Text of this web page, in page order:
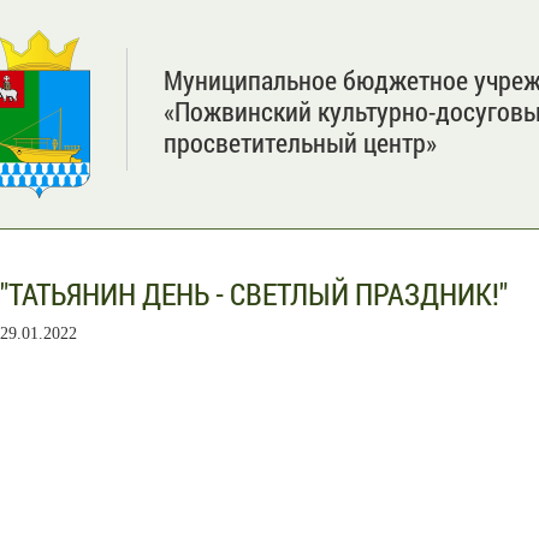
Муниципальное бюджетное
«Пожвинский культурно-
просветительный центр»
"ТАТЬЯНИН ДЕНЬ - СВЕТЛЫЙ ПРАЗДНИК!"
29.01.2022